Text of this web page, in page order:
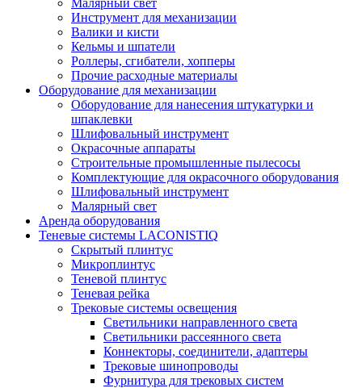
Малярный свет
Инструмент для механизации
Валики и кисти
Кельмы и шпатели
Роллеры, сгибатели, хопперы
Прочие расходные материалы
Оборудование для механизации
Оборудование для нанесения штукатурки и
шпаклевки
Шлифовальный инструмент
Окрасочные аппараты
Строительные промышленные пылесосы
Комплектующие для окрасочного оборудования
Шлифовальный инструмент
Малярный свет
Аренда оборудования
Теневые системы LACONISTIQ
Скрытый плинтус
Микроплинтус
Теневой плинтус
Теневая рейка
Трековые системы освещения
Светильники направленного света
Светильники рассеянного света
Коннекторы, соединители, адаптеры
Трековые шинопроводы
Фурнитура для трековых систем